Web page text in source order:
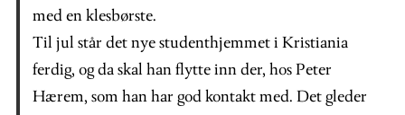
med en klesbørste.
Til jul står det nye studenthjemmet i Kristiania
ferdig, og da skal han flytte inn der, hos Peter
Hærem, som han har god kontakt med. Det gleder